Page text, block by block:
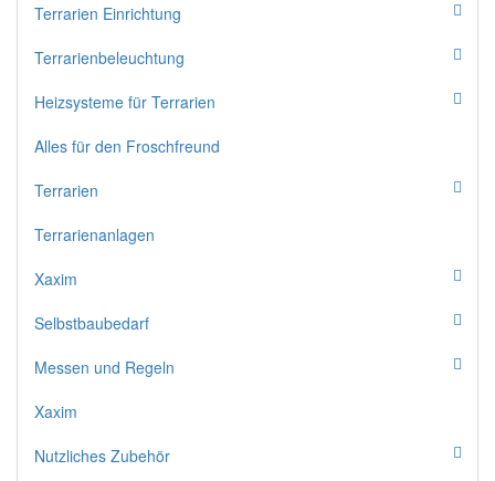
Terrarien Einrichtung
Terrarienbeleuchtung
Heizsysteme für Terrarien
Alles für den Froschfreund
Terrarien
Terrarienanlagen
Xaxim
Selbstbaubedarf
Messen und Regeln
Xaxim
Nutzliches Zubehör